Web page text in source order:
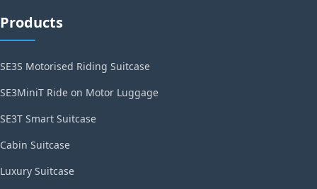
Products
SE3S Motorised Riding Suitcase
SE3MiniT Ride on Motor Luggage
SE3T Smart Suitcase
Cabin Suitcase
Luxury Suitcase